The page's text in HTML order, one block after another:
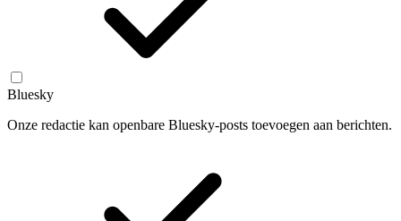
Bluesky
Onze redactie kan openbare Bluesky-posts toevoegen aan berichten.